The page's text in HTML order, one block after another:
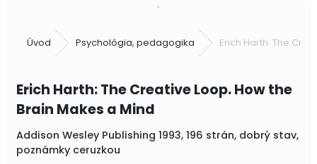
Úvod Psychológia, pedagogika Erich Harth: The
Erich Harth: The Creative Loop. How the
Brain Makes a Mind
Addison Wesley Publishing 1993, 196 strán, dobrý stav,
poznámky ceruzkou